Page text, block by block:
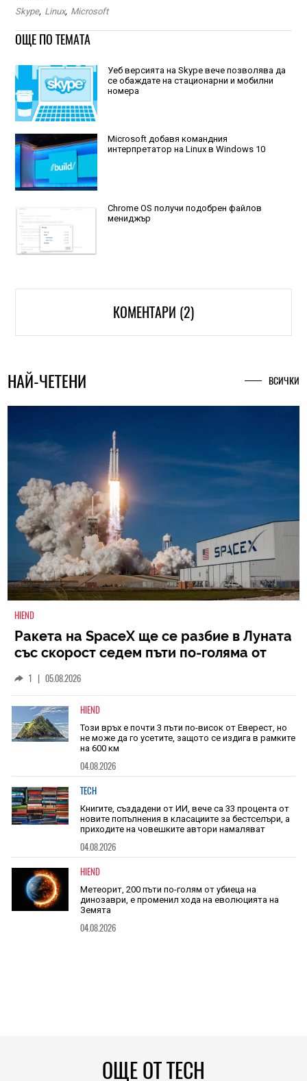
Skype, Linux, Microsoft
ОЩЕ ПО ТЕМАТА
Уеб версията на Skype вече позволява да
се обаждате на стационарни и мобилни
номера
Microsoft добавя командния
интерпретатор на Linux в Windows 10
Chrome OS получи подобрен файлов
мениджър
КОМЕНТАРИ (2)
НАЙ-ЧЕТЕНИ ВСИЧКИ
HIEND
Ракета на SpaceX ще се разбие в Луната
със скорост седем пъти по-голяма от
1 | 05.08.2026
HIEND
Този връх е почти 3 пъти по-висок от Еверест, но
не може да го усетите, защото се издига в рамките
на 600 км
04.08.2026
TECH
Книгите, създадени от ИИ, вече са 33 процента от
новите попълнения в класациите за бестселъри, а
приходите на човешките автори намаляват
04.08.2026
HIEND
Метеорит, 200 пъти по-голям от убиеца на
динозаври, е променил хода на еволюцията на
Земята
04.08.2026
ОЩЕ ОТ TECH